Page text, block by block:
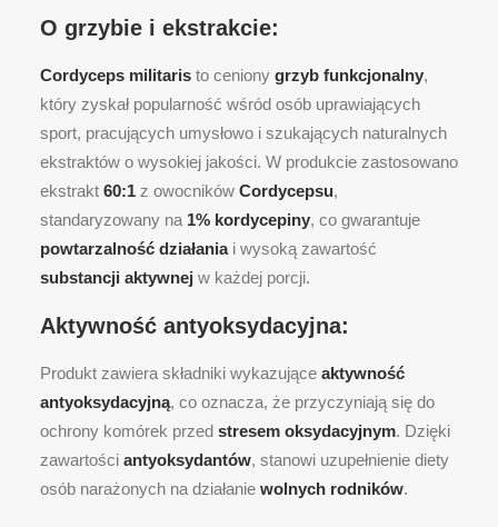
O grzybie i ekstrakcie:
Cordyceps militaris to ceniony grzyb funkcjonalny,
który zyskał popularność wśród osób uprawiających
sport, pracujących umysłowo i szukających naturalnych
ekstraktów o wysokiej jakości. W produkcie zastosowano
ekstrakt 60:1 z owocników Cordycepsu,
standaryzowany na 1% kordycepiny, co gwarantuje
powtarzalność działaniai wysoką zawartość
substancji aktywnej w każdej porcji.
Aktywność antyoksydacyjna:
Produkt zawiera składniki wykazujące aktywność
antyoksydacyjną, co oznacza, że przyczyniają się do
ochrony komórek przed stresem oksydacyjnym. Dzięki
zawartości antyoksydantów, stanowi uzupełnienie diety
osób narażonych na działanie wolnych rodników.